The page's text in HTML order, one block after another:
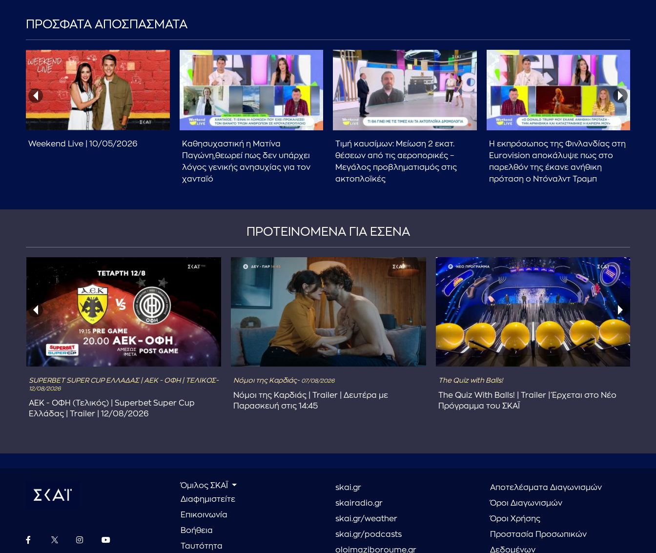
ΠΡΟΣΦΑΤΑ ΑΠΟΣΠΑΣΜΑΤΑ
Weekend Live | 10/05/2026
Καθησυχαστική η Ματίνα
Παγώνη,θεωρεί πως δεν υπάρχει
λόγος γενικής ανησυχίας για τον
χανταϊό
Τιμή καυσίμων: Μείωση 2 εκατ.
θέσεων από τις αεροπορικές –
Μεγάλος προβληματισμός στις
ακτοπλοϊκές
Η εκπρόσωπος της Φινλανδίας στη
Eurovision αποκάλυψε πως στο
παρελθόν της έκανε ανήθικη
πρόταση ο Ντόναλντ Τραμπ
ΠΡΟΤΕΙΝΟΜΕΝΑ ΓΙΑ ΕΣΕΝΑ
SUPERBET SUPER CUP ΕΛΛΑΔΑΣ | ΑΕΚ - ΟΦΗ | ΤΕΛΙΚΟΣ-
12/08/2026
ΑΕΚ - ΟΦΗ (Τελικός) | Superbet Super Cup
Ελλάδας | Trailer | 12/08/2026
Νόμοι της Καρδιάς- 07/08/2026
Νόμοι της Καρδιάς | Trailer | Δευτέρα με
Παρασκευή στις 14:45
The Quiz with Balls!
The Quiz With Balls! | Trailer | Έρχεται στο Νέο
Πρόγραμμα του ΣΚΑΪ
Όμιλος ΣΚΑΪ
Διαφημιστείτε
Επικοινωνία
Βοήθεια
Ταυτότητα
skai.gr
skairadio.gr
skai.gr/weather
skai.gr/podcasts
oloimaziboroume.gr
Αποτελέσματα Διαγωνισμών
Όροι Διαγωνισμών
Όροι Χρήσης
Προστασία Προσωπικών
Δεδομένων